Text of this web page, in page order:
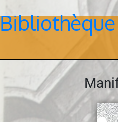
Skip
to